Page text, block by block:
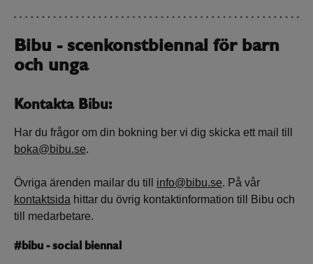
Bibu - scenkonstbiennal för barn
och unga
Kontakta Bibu:
Har du frågor om din bokning ber vi dig skicka ett mail till
boka@bibu.se.
Övriga ärenden mailar du till info@bibu.se. På vår
kontaktsida hittar du övrig kontaktinformation till Bibu och
till medarbetare.
#bibu - social biennal